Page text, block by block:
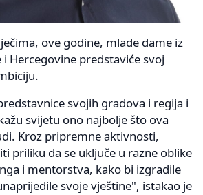
ove godine, mlade dame iz
Hercegovine predstaviće svoj
svojih gradova i regija i
svijetu ono najbolje što ova
Kroz pripremne aktivnosti,
priliku da se uključe u razne oblike
i mentorstva, kako bi izgradile
svoje vještine", istakao je